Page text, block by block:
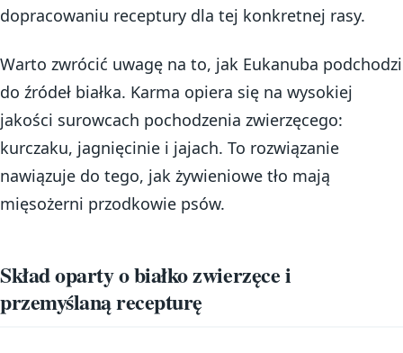
dopracowaniu receptury dla tej konkretnej rasy.
Warto zwrócić uwagę na to, jak Eukanuba podchodzi
do źródeł białka. Karma opiera się na wysokiej
jakości surowcach pochodzenia zwierzęcego:
kurczaku, jagnięcinie i jajach. To rozwiązanie
nawiązuje do tego, jak żywieniowe tło mają
mięsożerni przodkowie psów.
Skład oparty o białko zwierzęce i
przemyślaną recepturę